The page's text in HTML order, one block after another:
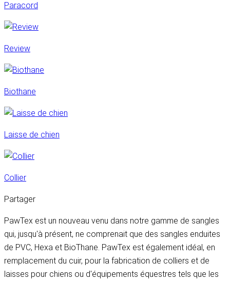
Paracord
Review
Biothane
Laisse de chien
Collier
Partager
PawTex est un nouveau venu dans notre gamme de sangles
qui, jusqu'à présent, ne comprenait que des sangles enduites
de PVC, Hexa et BioThane. PawTex est également idéal, en
remplacement du cuir, pour la fabrication de colliers et de
laisses pour chiens ou d'équipements équestres tels que les